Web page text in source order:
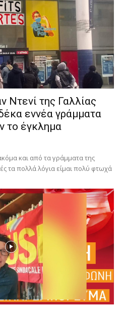
Ντενί της Γαλλίας
εννέα γράμματα
το έγκλημα
και από τα γράμματα της
τα πολλά λόγια είμαι πολύ φτωχά